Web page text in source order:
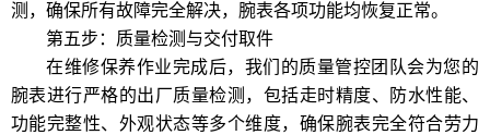
测，确保所有故障完全解决，腕表各项功能均恢复正常。
第五步：质量检测与交付取件
在维修保养作业完成后，我们的质量管控团队会为您的
腕表进行严格的出厂质量检测，包括走时精度、防水性能、
功能完整性、外观状态等多个维度，确保腕表完全符合劳力